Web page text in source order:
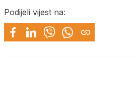
Podijeli vijest na: